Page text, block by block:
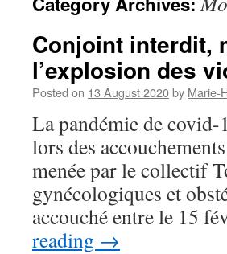
Conjoint interdit,
l’explosion des
Posted on 13 August 2020by Marie-
La pandémie de covid-
lors des
menée par le collectif
gynécologiques et
accouché entre le 15
reading →